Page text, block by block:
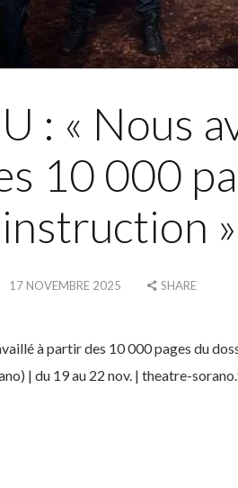
: « Nous
10 000
»
17 NOVEMBRE 2025 SHARE
à partir des 10 000 pages du
| du 19 au 22 nov. | theatre-